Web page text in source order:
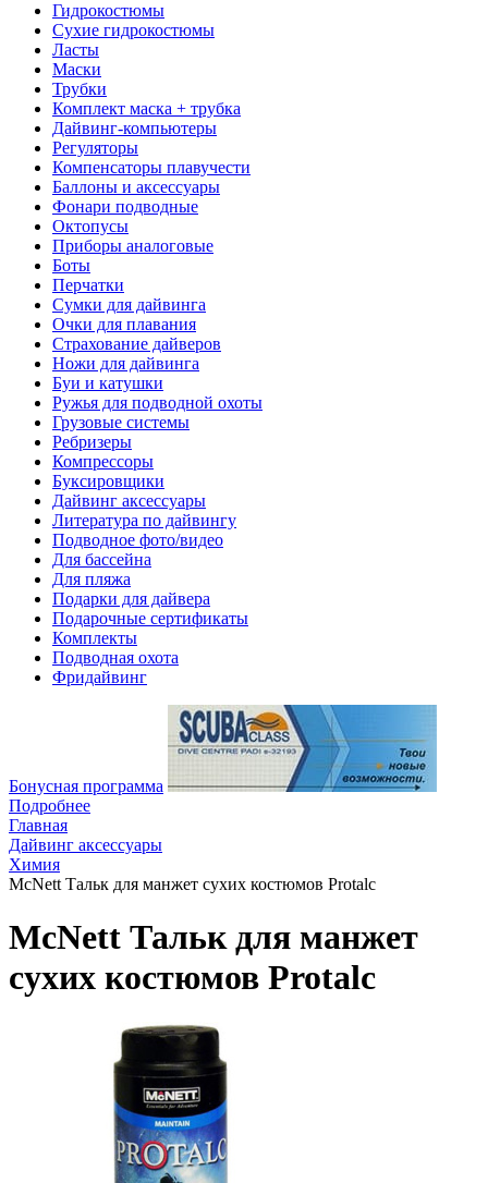
Гидрокостюмы
Сухие гидрокостюмы
Ласты
Маски
Трубки
Комплект маска + трубка
Дайвинг-компьютеры
Регуляторы
Компенсаторы плавучести
Баллоны и аксессуары
Фонари подводные
Октопусы
Приборы аналоговые
Боты
Перчатки
Сумки для дайвинга
Очки для плавания
Страхование дайверов
Ножи для дайвинга
Буи и катушки
Ружья для подводной охоты
Грузовые системы
Ребризеры
Компрессоры
Буксировщики
Дайвинг аксессуары
Литература по дайвингу
Подводное фото/видео
Для бассейна
Для пляжа
Подарки для дайвера
Подарочные сертификаты
Комплекты
Подводная охота
Фридайвинг
Бонусная программа
Подробнее
Главная
Дайвинг аксессуары
Химия
McNett Тальк для манжет сухих костюмов Protalc
McNett Тальк для манжет
сухих костюмов Protalc